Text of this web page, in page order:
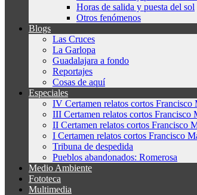
Horas de salida y puesta del sol
Otros fenómenos
Blogs
Las Cruces
La Garlopa
Guadalajara a fondo
Reportajes
Cosas de aquí
Especiales
IV Certamen relatos cortos Francisco
III Certamen relatos cortos Francisco
II Certamen relatos cortos Francisco
I Certamen relatos cortos Francisco
Tribuna de despedida
Pueblos abandonados: Romerosa
Medio Ambiente
Fototeca
Multimedia